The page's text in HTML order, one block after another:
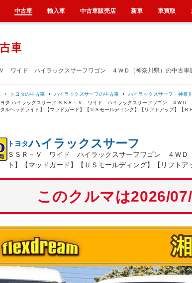
Ｖ ワイド ハイラックスサーフワゴン ４ＷＤ（神奈川県）の中古車
トヨタの中古車 ハイラックスサーフの中古車 ハイラックスサーフ・神奈
ヨタ ハイラックスサーフ ＳＳＲ－Ｖ ワイド ハイラックスサーフワゴン ４ＷＤ
ルヘッドライト】【マッドガード】【ＵＳモールディング】【リフトアップ】【Ｂ
トヨタハイラックスサーフ
ＳＳＲ－Ｖ ワイド ハイラックスサーフワゴン ４ＷＤ
ト】【マッドガード】【ＵＳモールディング】【リフト
このクルマは2026/
中古車 輸入車 中古車販売店 新車 車買取